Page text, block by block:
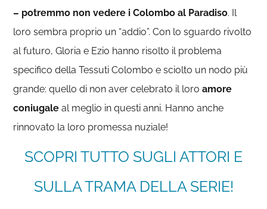
– potremmo non vedere i Colombo al Paradiso. Il
loro sembra proprio un “addio”. Con lo sguardo rivolto
al futuro, Gloria e Ezio hanno risolto il problema
specifico della Tessuti Colombo e sciolto un nodo più
grande: quello di non aver celebrato il loroamore
coniugale al meglio in questi anni. Hanno anche
rinnovato la loro promessa nuziale!
SCOPRI TUTTO SUGLI ATTORI E
SULLA TRAMA DELLA SERIE!